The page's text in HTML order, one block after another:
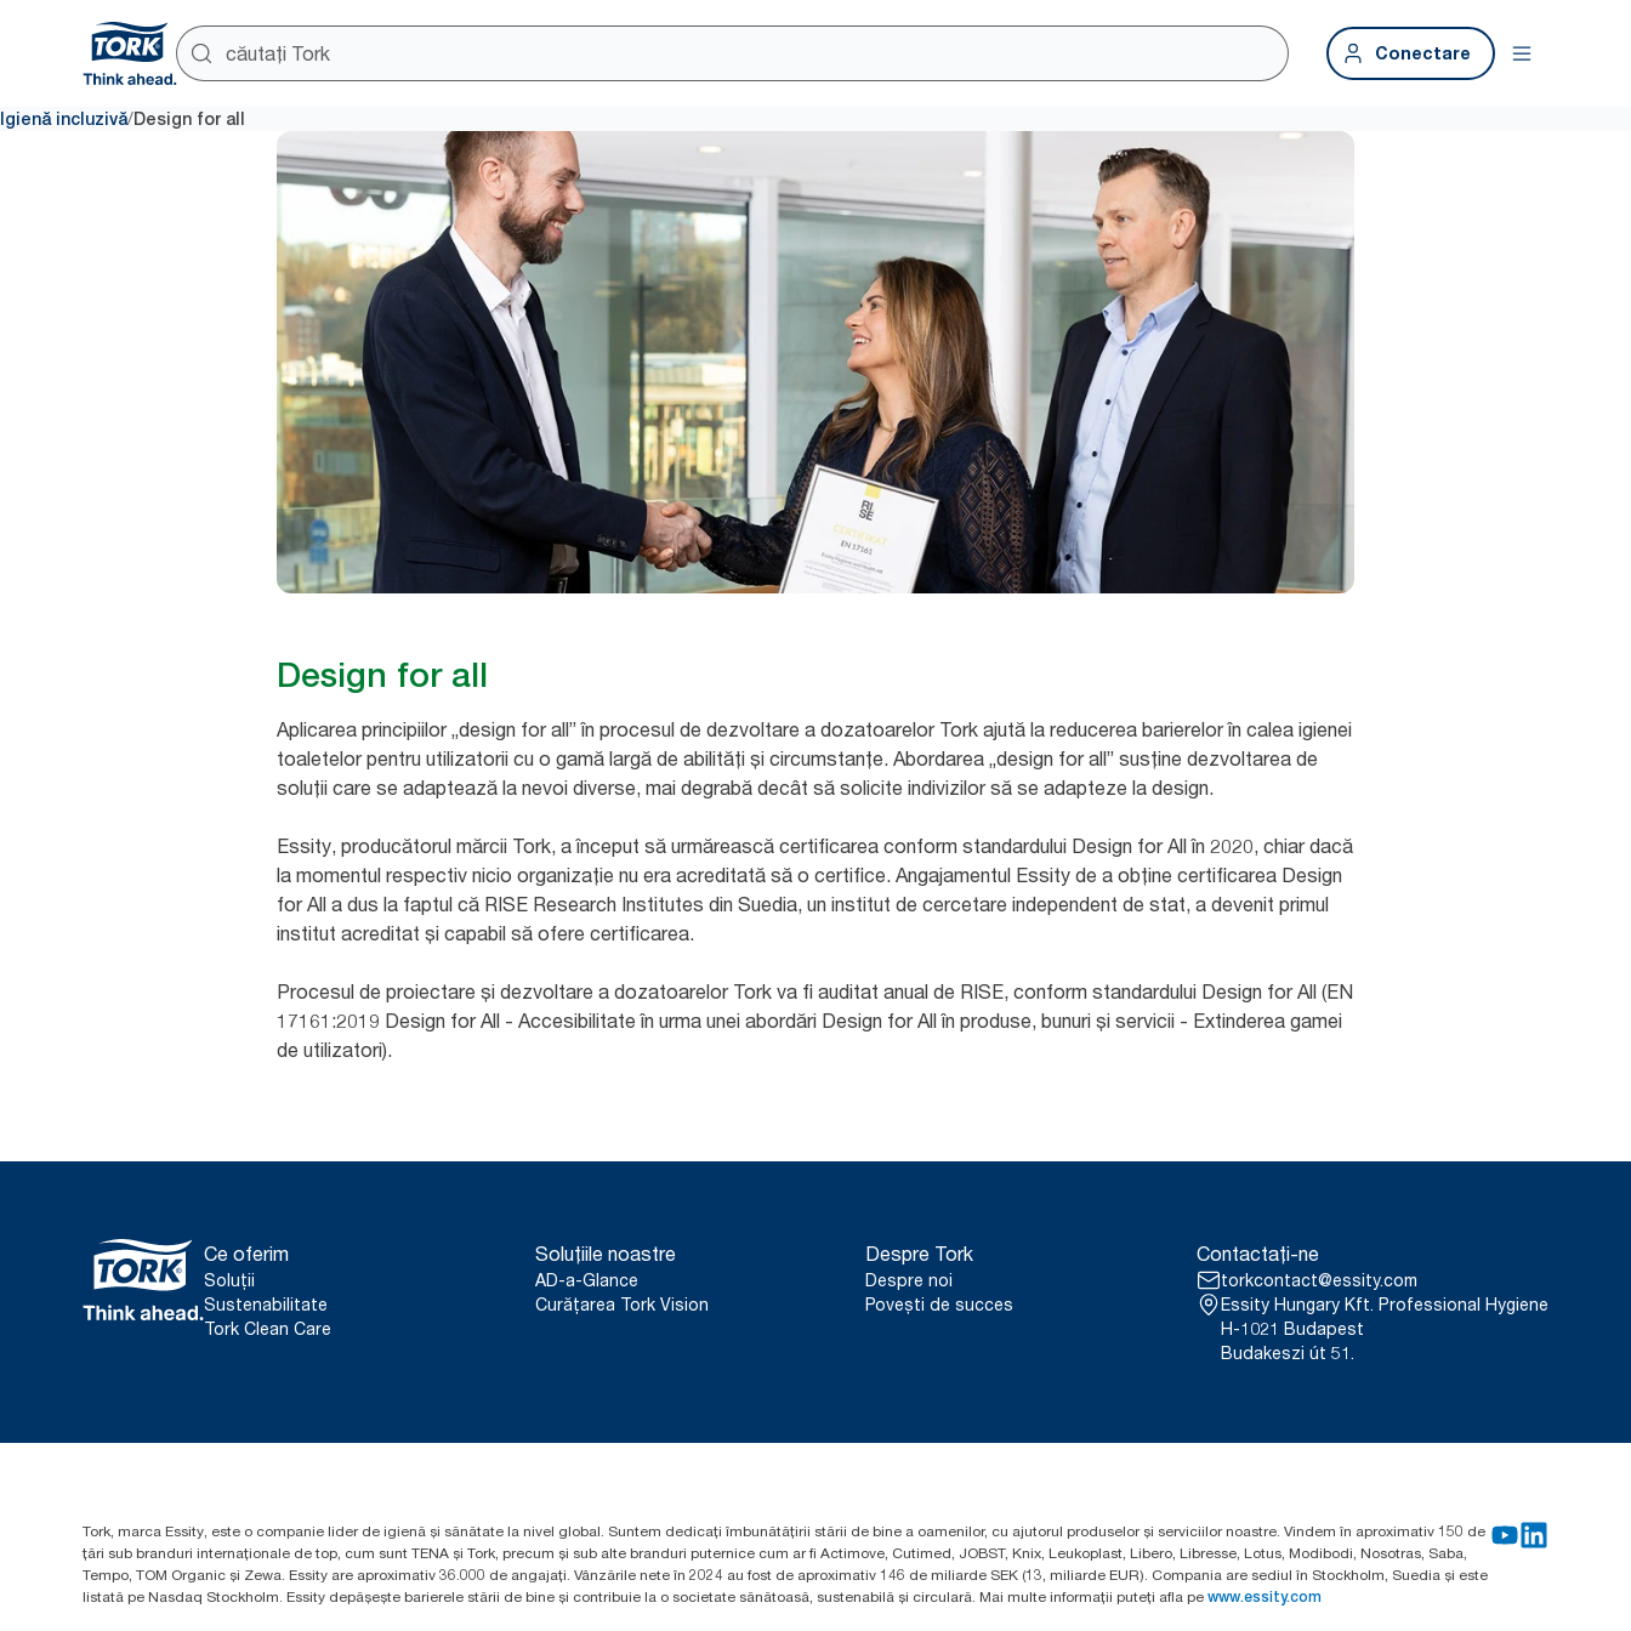
Conectare
Igienă incluzivă/Design for all
Design for all
Aplicarea principiilor „design for all” în procesul de dezvoltare a dozatoarelor Tork ajută la reducerea barierelor în calea igienei
toaletelor pentru utilizatorii cu o gamă largă de abilități și circumstanțe. Abordarea „design for all” susține dezvoltarea de
soluții care se adaptează la nevoi diverse, mai degrabă decât să solicite indivizilor să se adapteze la design.
Essity, producătorul mărcii Tork, a început să urmărească certificarea conform standardului Design for All în 2020, chiar dacă
la momentul respectiv nicio organizație nu era acreditată să o certifice. Angajamentul Essity de a obține certificarea Design
for All a dus la faptul că RISE Research Institutes din Suedia, un institut de cercetare independent de stat, a devenit primul
institut acreditat și capabil să ofere certificarea.
Procesul de proiectare și dezvoltare a dozatoarelor Tork va fi auditat anual de RISE, conform standardului Design for All (EN
17161:2019 Design for All - Accesibilitate în urma unei abordări Design for All în produse, bunuri și servicii - Extinderea gamei
de utilizatori). ​
Ce oferim
Soluții
Sustenabilitate
Tork Clean Care
Soluțiile noastre
AD-a-Glance
Curățarea Tork Vision
Despre Tork
Despre noi
Povești de succes
Contactați-ne
torkcontact@essity.com
Essity Hungary Kft. Professional Hygiene
H-1021 Budapest
Budakeszi út 51.
Tork, marca Essity, este o companie lider de igienă și sănătate la nivel global. Suntem dedicați îmbunătățirii stării de bine a oamenilor, cu ajutorul produselor și serviciilor noastre. Vindem în aproximativ 150 de
țări sub branduri internaționale de top, cum sunt TENA și Tork, precum și sub alte branduri puternice cum ar fi Actimove, Cutimed, JOBST, Knix, Leukoplast, Libero, Libresse, Lotus, Modibodi, Nosotras, Saba,
Tempo, TOM Organic și Zewa. Essity are aproximativ 36.000 de angajați. Vânzările nete în 2024 au fost de aproximativ 146 de miliarde SEK (13, miliarde EUR). Compania are sediul în Stockholm, Suedia și este
listată pe Nasdaq Stockholm. Essity depășește barierele stării de bine și contribuie la o societate sănătoasă, sustenabilă și circulară. Mai multe informații puteți afla pe www.essity.com